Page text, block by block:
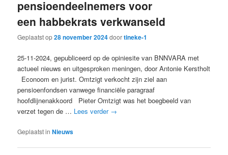
pensioendeelnemers voor
een habbekrats verkwanseld
Geplaatst op28 november 2024doortineke-1
25-11-2024, gepubliceerd op de opiniesite van BNNVARA met
actueel nieuws en uitgesproken meningen, door Antonie Kerstholt
Econoom en jurist. Omtzigt verkocht zijn ziel aan
pensioenfondsen vanwege financiële paragraaf
hoofdlijnenakkoord Pieter Omtzigt was het boegbeeld van
verzet tegen de … Lees verder →
Geplaatst in Nieuws